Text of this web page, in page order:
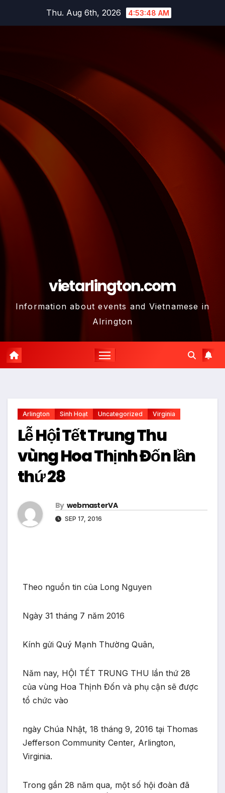
Thu. Aug 6th, 2026 4:53:49 AM
vietarlington.com
Information about events and Vietnamese in
Alrington
Arlington Sinh Hoạt Uncategorized Virginia
Lễ Hội Tết Trung Thu
vùng Hoa Thịnh Đốn lần
thứ 28
By webmasterVA
SEP 17, 2016
Theo nguồn tin của Long Nguyen
Ngày 31 tháng 7 năm 2016
Kính gửi Quý Mạnh Thường Quân,
Năm nay, HỘI TẾT TRUNG THU lần thứ 28
của vùng Hoa Thịnh Đốn và phụ cận sẽ được
tổ chức vào
ngày Chúa Nhật, 18 tháng 9, 2016 tại Thomas
Jefferson Community Center, Arlington,
Virginia.
Trong gần 28 năm qua, một số hội đoàn đã